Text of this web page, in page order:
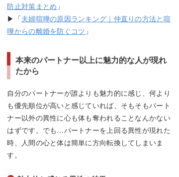
防止対策まとめ 」
▶「夫婦喧嘩の原因ランキング｜仲直りの方法と喧
嘩からの離婚を防ぐコツ 」
本来のパートナー以上に魅力的な人が現れ
たから
自分のパートナーが誰よりも魅力的に感じ、何より
も優先順位が高いと感じていれば、そもそもパート
ナー以外の異性に心も体も奪われることなんかない
はずです。でも…パートナーを上回る異性が現れた
時、人間の心と体は簡単に方向転換してしまいま
す。